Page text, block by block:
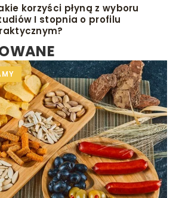
korzyści płyną z wyboru
I stopnia o profilu